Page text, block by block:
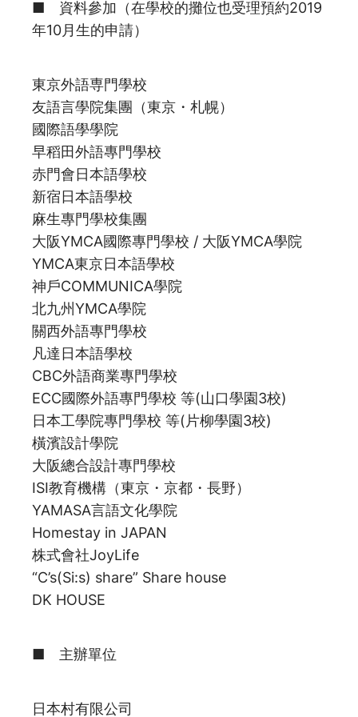
■ 資料參加（在學校的攤位也受理預約2019
年10月生的申請）
東京外語専門學校
友語言學院集團（東京・札幌）
國際語學學院
早稻田外語專門學校
赤門會日本語學校
新宿日本語學校
麻生專門學校集團
大阪YMCA國際專門學校 / 大阪YMCA學院
YMCA東京日本語學校
神戶COMMUNICA學院
北九州YMCA學院
關西外語專門學校
凡達日本語學校
CBC外語商業專門學校
ECC國際外語專門學校 等(山口學園3校)
日本工學院專門學校 等(片柳學園3校)
橫濱設計學院
大阪總合設計專門學校
ISI教育機構（東京・京都・長野）
YAMASA言語文化學院
Homestay in JAPAN
株式會社JoyLife
“C’s(Si:s) share” Share house
DK HOUSE
■ 主辦單位
日本村有限公司